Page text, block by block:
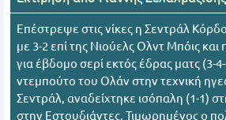
Επέστρεψε στις νίκες η Σεντράλ
με 3-2 επί της Νιούελς Ολντ Μπόις και
για έβδομο σερί εκτός έδρας ματς (3-
ντεμπούτο του Ολάν στην τεχνική
Σεντράλ, αναδείχτηκε ισόπαλη (1-1)
στην Εστουδιάντες. Τιμωρημένος ο